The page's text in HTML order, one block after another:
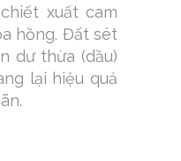
xuất cam
hồng. Đất sét
dư thừa (dầu)
lại hiệu quả